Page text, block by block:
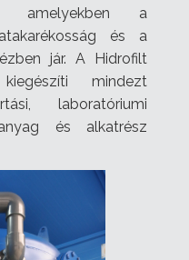
amelyekben a
és a
jár. A Hidrofilt
mindezt
laboratóriumi
és alkatrész